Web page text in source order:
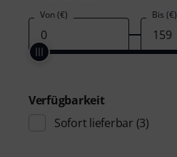
Von (€) Bis (€)
Verfügbarkeit
Sofort lieferbar (3)